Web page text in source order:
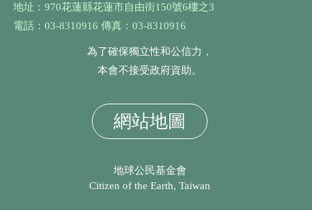
地址：970花蓮縣花蓮市自由街150號6樓之3
電話：03-8310916 傳真：03-8310916
為了確保獨立性和公信力，
本會不接受政府資助。
網站地圖
地球公民基金會
Citizen of the Earth, Taiwan